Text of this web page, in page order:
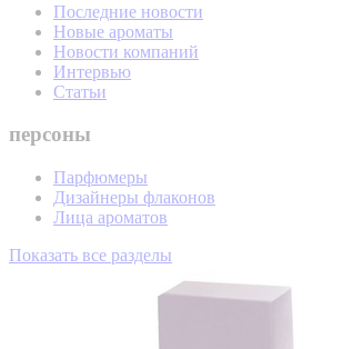
Последние новости
Новые ароматы
Новости компаний
Интервью
Статьи
персоны
Парфюмеры
Дизайнеры флаконов
Лица ароматов
Показать все разделы